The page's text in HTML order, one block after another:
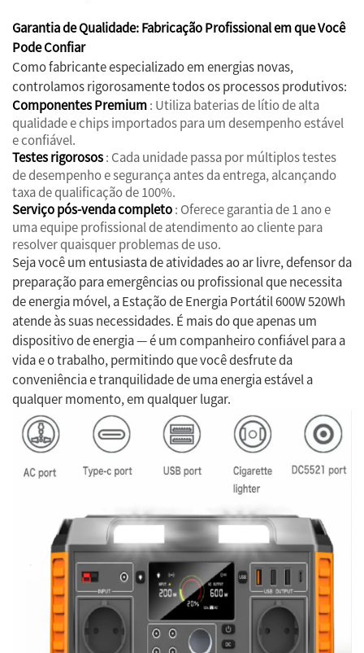
Garantia de Qualidade: Fabricação Profissional em que Você
Pode Confiar
Como fabricante especializado em energias novas,
controlamos rigorosamente todos os processos produtivos:
Componentes Premium: Utiliza baterias de lítio de alta
qualidade e chips importados para um desempenho estável
e confiável.
Testes rigorosos: Cada unidade passa por múltiplos testes
de desempenho e segurança antes da entrega, alcançando
taxa de qualificação de 100%.
Serviço pós-venda completo: Oferece garantia de 1 ano e
uma equipe profissional de atendimento ao cliente para
resolver quaisquer problemas de uso.
Seja você um entusiasta de atividades ao ar livre, defensor da
preparação para emergências ou profissional que necessita
de energia móvel, a Estação de Energia Portátil 600W 520Wh
atende às suas necessidades. É mais do que apenas um
dispositivo de energia — é um companheiro confiável para a
vida e o trabalho, permitindo que você desfrute da
conveniência e tranquilidade de uma energia estável a
qualquer momento, em qualquer lugar.